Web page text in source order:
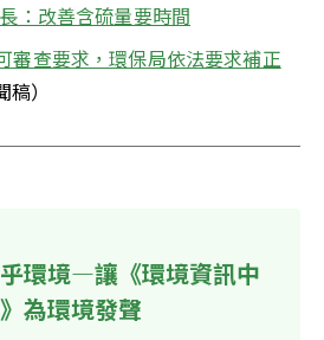
：改善含硫量要時間
審查要求，環保局依法要求補正
）
環境—讓《環境資訊中
為環境發聲